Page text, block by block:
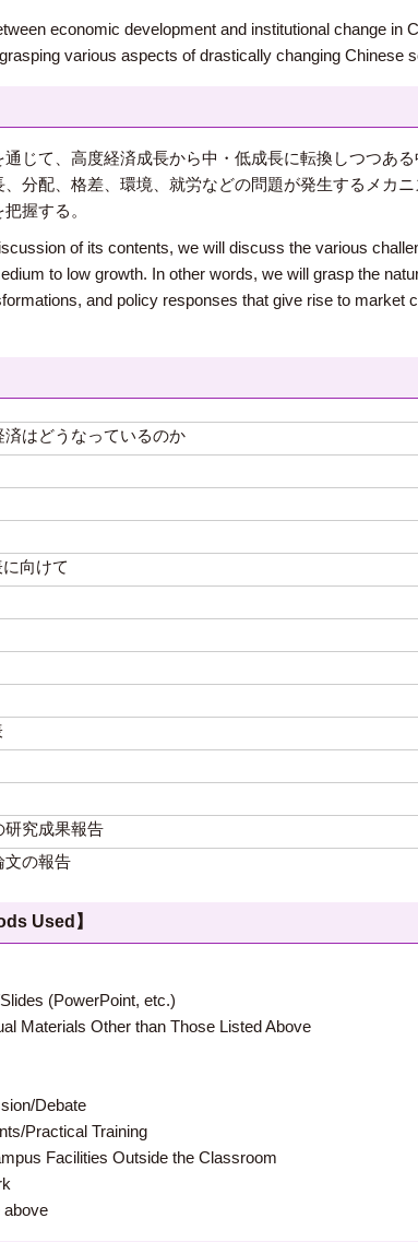
economic development and institutional change in
various aspects of drastically changing Chinese
じて、高度経済成長から中・低成長に転換しつつあ
分配、格差、環境、就労などの問題が発生するメカ
握する。
of its contents, we will discuss the various
to low growth. In other words, we will grasp the
and policy responses that give rise to market
はどうなっているのか
向けて
究成果報告
の報告
Used】
(PowerPoint, etc.)
Materials Other than Those Listed Above
Debate
Practical Training
Facilities Outside the Classroom
above